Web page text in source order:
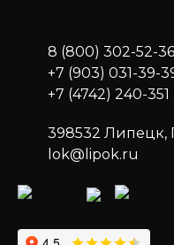
8 (800) 302-52-36
+7 (903) 031-39-
+7 (4742) 240-351
398532 Липецк,
lok@lipok.ru